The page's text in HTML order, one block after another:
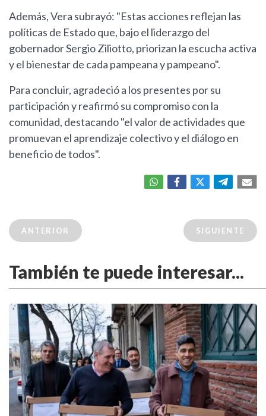
Además, Vera subrayó: "Estas acciones reflejan las
políticas de Estado que, bajo el liderazgo del
gobernador Sergio Ziliotto, priorizan la escucha activa
y el bienestar de cada pampeana y pampeano".
Para concluir, agradeció a los presentes por su
participación y reafirmó su compromiso con la
comunidad, destacando "el valor de actividades que
promuevan el aprendizaje colectivo y el diálogo en
beneficio de todos".
ANTERIOR SIGUIENTE
También te puede interesar...